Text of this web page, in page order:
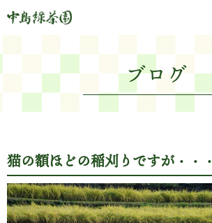
ブログ
猫の額ほどの稲刈りですが・・・